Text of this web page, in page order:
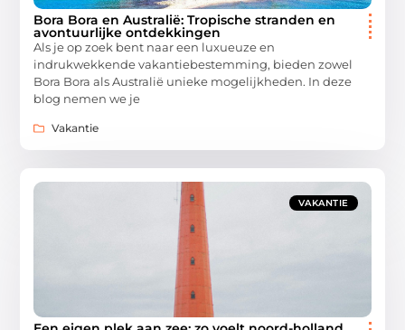
Bora Bora en Australië: Tropische stranden en
avontuurlijke ontdekkingen
Als je op zoek bent naar een luxueuze en
indrukwekkende vakantiebestemming, bieden zowel
Bora Bora als Australië unieke mogelijkheden. In deze
blog nemen we je
Vakantie
VAKANTIE